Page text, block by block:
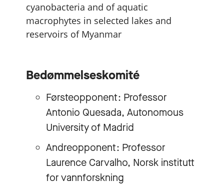
cyanobacteria and of aquatic
macrophytes in selected lakes and
reservoirs of Myanmar
Bedømmelseskomité
Førsteopponent: Professor
Antonio Quesada, Autonomous
University of Madrid
Andreopponent: Professor
Laurence Carvalho, Norsk institutt
for vannforskning